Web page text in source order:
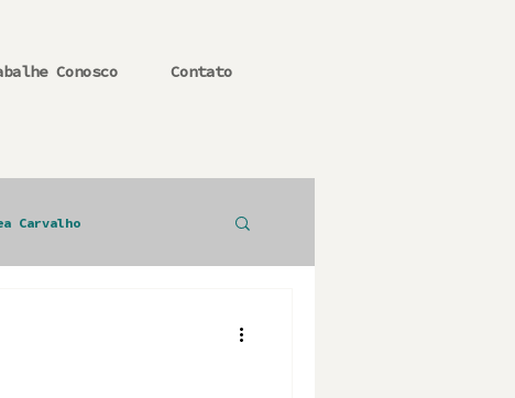
Conosco Contato
Carvalho